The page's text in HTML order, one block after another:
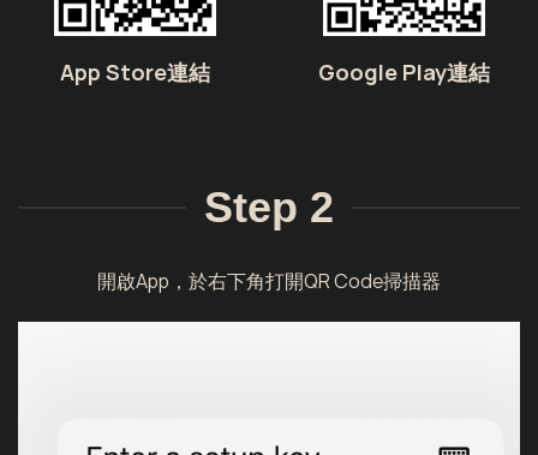
App Store連結 Google Play連結
Step 2
開啟App，於右下角打開QR Code掃描器